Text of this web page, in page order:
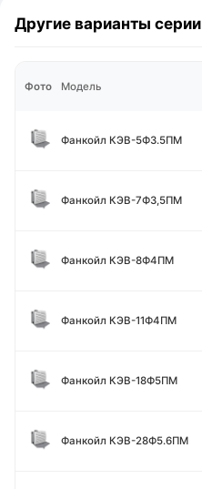
Другие варианты серии
Фото Модель
Фанкойл КЭВ-5Ф3.5ПМ
Фанкойл КЭВ-7Ф3,5ПМ
Фанкойл КЭВ-8Ф4ПМ
Фанкойл КЭВ-11Ф4ПМ
Фанкойл КЭВ-18Ф5ПМ
Фанкойл КЭВ-28Ф5.6ПМ